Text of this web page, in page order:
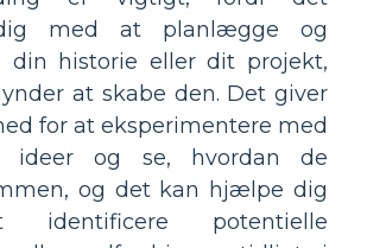
med at planlægge og
din historie eller dit projekt,
at skabe den. Det giver
for at eksperimentere med
ideer og se, hvordan de
og det kan hjælpe dig
potentielle